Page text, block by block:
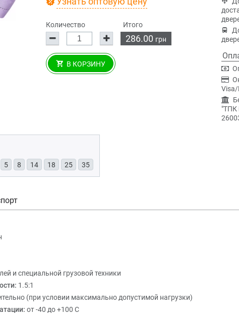
Количество Итого
286.00 грн
В КОРЗИНУ
Visa/
"ТПК
5 8 14 18 25 35
и специальной грузовой техники
1.5:1
(при условии максимально допустимой нагрузки)
от -40 до +100 С